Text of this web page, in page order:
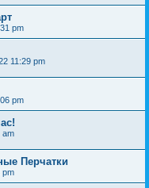
pm
11:29 pm
pm
am
Перчатки
pm